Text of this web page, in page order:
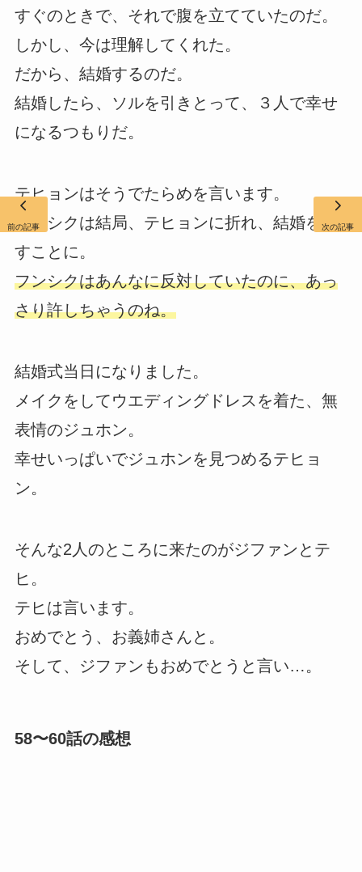
すぐのときで、それで腹を立てていたのだ。
しかし、今は理解してくれた。
だから、結婚するのだ。
結婚したら、ソルを引きとって、３人で幸せ
になるつもりだ。
テヒョンはそうでたらめを言います。
フンシクは結局、テヒョンに折れ、結婚を許
すことに。
フンシクはあんなに反対していたのに、あっ
さり許しちゃうのね。
結婚式当日になりました。
メイクをしてウエディングドレスを着た、無
表情のジュホン。
幸せいっぱいでジュホンを見つめるテヒョ
ン。
そんな2人のところに来たのがジファンとテ
ヒ。
テヒは言います。
おめでとう、お義姉さんと。
そして、ジファンもおめでとうと言い…。
58〜60話の感想
前の記事 次の記事